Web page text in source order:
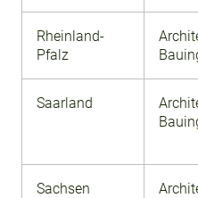
Rheinland-
Pfalz
Saarland
Sachsen